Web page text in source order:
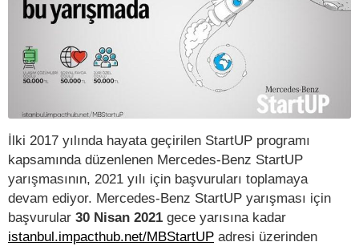
İlki 2017 yılında hayata geçirilen StartUP programı
kapsamında düzenlenen Mercedes-Benz StartUP
yarışmasının, 2021 yılı için başvuruları toplamaya
devam ediyor. Mercedes-Benz StartUP yarışması için
başvurular 30 Nisan 2021 gece yarısına kadar
istanbul.impacthub.net/MBStartUP adresi üzerinden